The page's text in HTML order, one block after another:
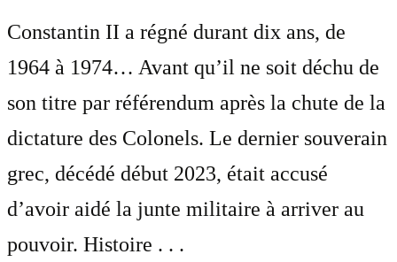
Constantin II a régné durant dix ans, de
1964 à 1974… Avant qu’il ne soit déchu de
son titre par référendum après la chute de la
dictature des Colonels. Le dernier souverain
grec, décédé début 2023, était accusé
d’avoir aidé la junte militaire à arriver au
pouvoir. Histoire . . .